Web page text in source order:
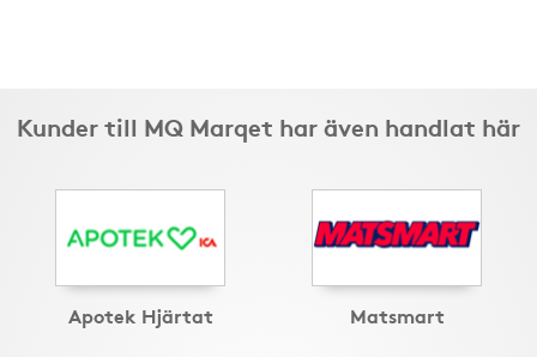
Kunder till MQ Marqet har även handlat här
Apotek Hjärtat Matsmart